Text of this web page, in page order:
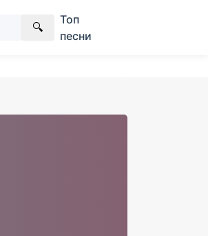
🔍
Топ
песни